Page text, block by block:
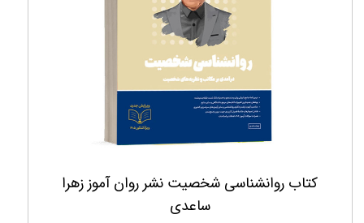
کتاب روانشناسی شخصیت نشر روان آموز زهرا
ساعدی